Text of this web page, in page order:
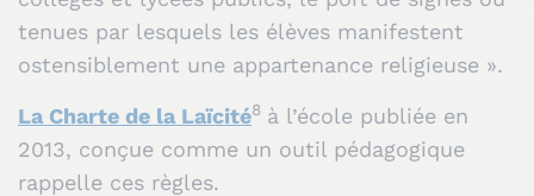
tenues par lesquels les élèves manifestent
ostensiblement une appartenance religieuse ».
La Charte de la Laïcité8 à l’école publiée en
2013, conçue comme un outil pédagogique
rappelle ces règles.